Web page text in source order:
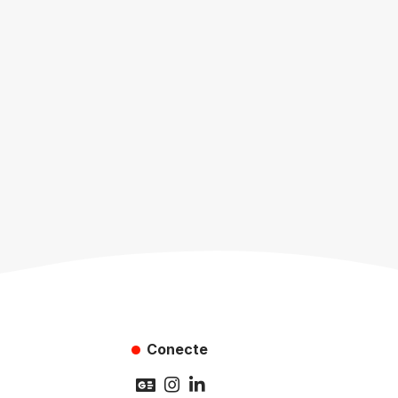
Conecte